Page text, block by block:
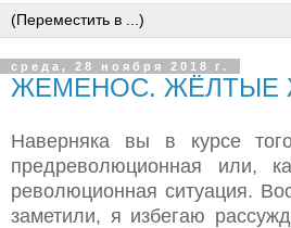
среда, 28 ноября 2018 г.
ЖЕМЕНОС. ЖЁЛТЫЕ
Наверняка вы в курсе
предреволюционная или,
революционная ситуация.
заметили, я избегаю